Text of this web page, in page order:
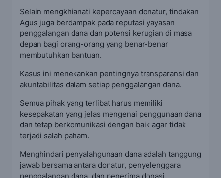
Selain mengkhianati kepercayaan donatur, tindakan
Agus juga berdampak pada reputasi yayasan
penggalangan dana dan potensi kerugian di masa
depan bagi orang-orang yang benar-benar
membutuhkan bantuan.
Kasus ini menekankan pentingnya transparansi dan
akuntabilitas dalam setiap penggalangan dana.
Semua pihak yang terlibat harus memiliki
kesepakatan yang jelas mengenai penggunaan dana
dan tetap berkomunikasi dengan baik agar tidak
terjadi salah paham.
Menghindari penyalahgunaan dana adalah tanggung
jawab bersama antara donatur, penyelenggara
penggalangan dana, dan penerima donasi.